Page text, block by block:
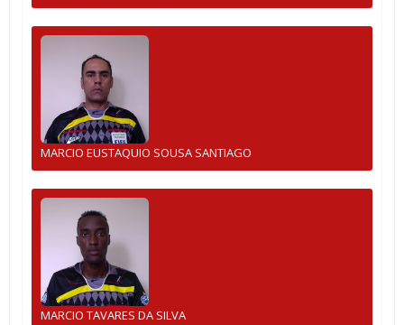
MARCIO EUSTAQUIO SOUSA SANTIAGO
MARCIO TAVARES DA SILVA